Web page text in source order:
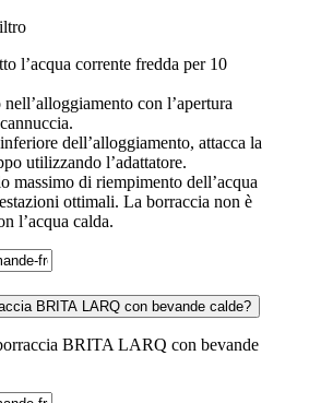
l’acqua corrente fredda per 10
con l’apertura
dell’alloggiamento, attacca la
utilizzando l’adattatore.
massimo di riempimento dell’acqua
ottimali. La borraccia non è
l’acqua calda.
BRITA LARQ con bevande calde?
BRITA LARQ con bevande